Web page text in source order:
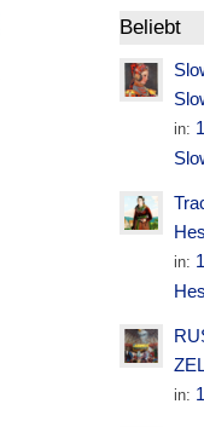
Beliebt
in:
in:
in: